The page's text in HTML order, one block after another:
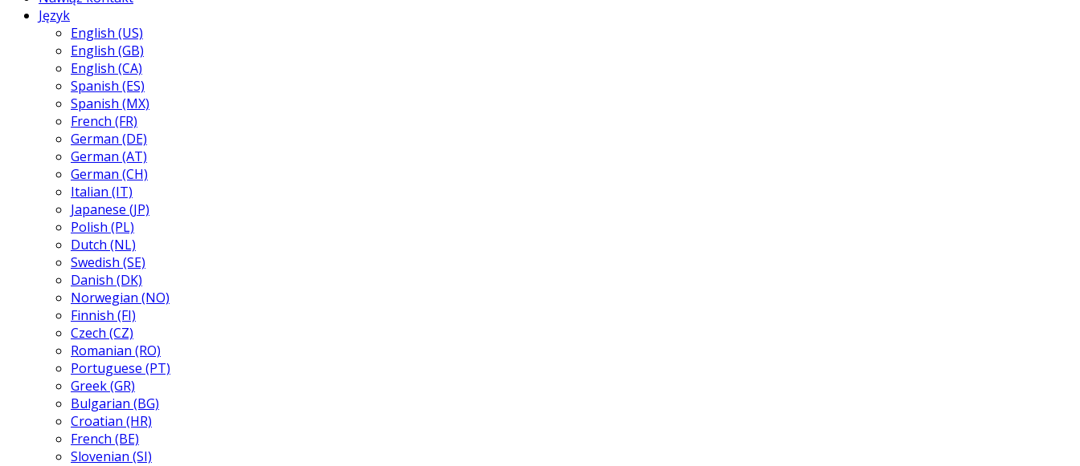
Język
English (US)
English (GB)
English (CA)
Spanish (ES)
Spanish (MX)
French (FR)
German (DE)
German (AT)
German (CH)
Italian (IT)
Japanese (JP)
Polish (PL)
Dutch (NL)
Swedish (SE)
Danish (DK)
Norwegian (NO)
Finnish (FI)
Czech (CZ)
Romanian (RO)
Portuguese (PT)
Greek (GR)
Bulgarian (BG)
Croatian (HR)
French (BE)
Slovenian (SI)